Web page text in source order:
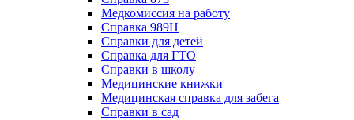
Медкомиссия на работу
Справка 989Н
Справки для детей
Справка для ГТО
Справки в школу
Медицинские книжки
Медицинская справка для забега
Справки в сад